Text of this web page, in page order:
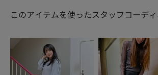
このアイテムを使ったスタッフコーデ